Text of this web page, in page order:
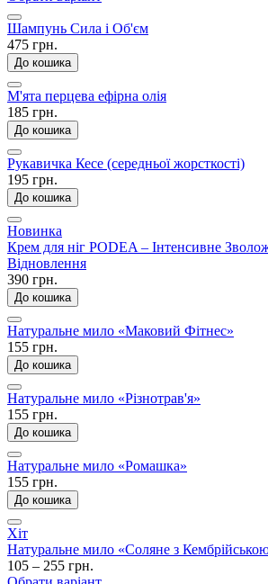
Шампунь Сила і Об'єм
475 грн.
До кошика
М'ята перцева ефірна олія
185 грн.
До кошика
Рукавичка Кесе (середньої жорсткості)
195 грн.
До кошика
Новинка
Крем для ніг PODEA – Інтенсивне
Відновлення
390 грн.
До кошика
Натуральне мило «Маковий Фітнес»
155 грн.
До кошика
Натуральне мило «Різнотрав'я»
155 грн.
До кошика
Натуральне мило «Ромашка»
155 грн.
До кошика
Хіт
Натуральне мило «Соляне з
105 – 255 грн.